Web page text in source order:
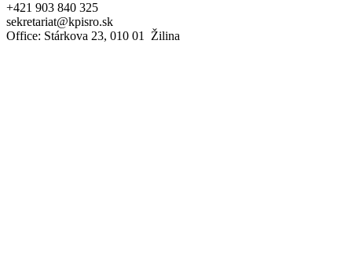
+421 903 840 325
sekretariat@kpisro.sk
Office: Stárkova 23, 010 01 Žilina